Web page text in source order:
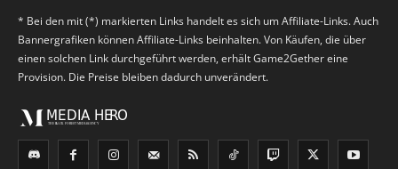
* Bei den mit (*) markierten Links handelt es sich um Affiliate-Links. Auch
Bannergrafiken können Affiliate-Links beinhalten. Von Käufen, die über
einen solchen Link durchgeführt werden, erhält Game2Gether eine
Provision. Die Preise bleiben dadurch unverändert.